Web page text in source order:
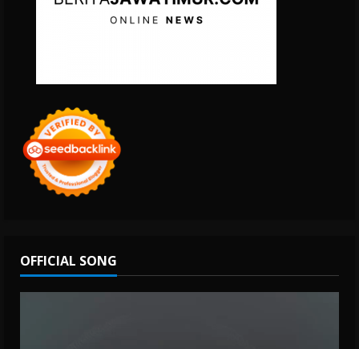
OFFICIAL SONG